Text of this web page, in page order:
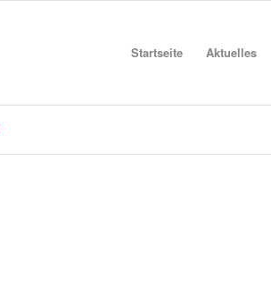
Startseite Aktuelles